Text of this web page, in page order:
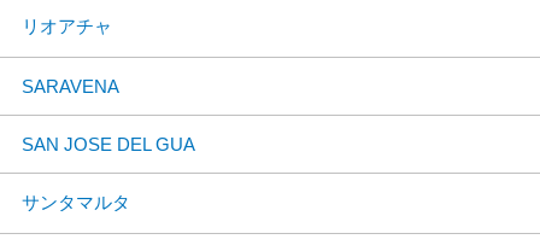
リオアチャ
SARAVENA
SAN JOSE DEL GUA
サンタマルタ